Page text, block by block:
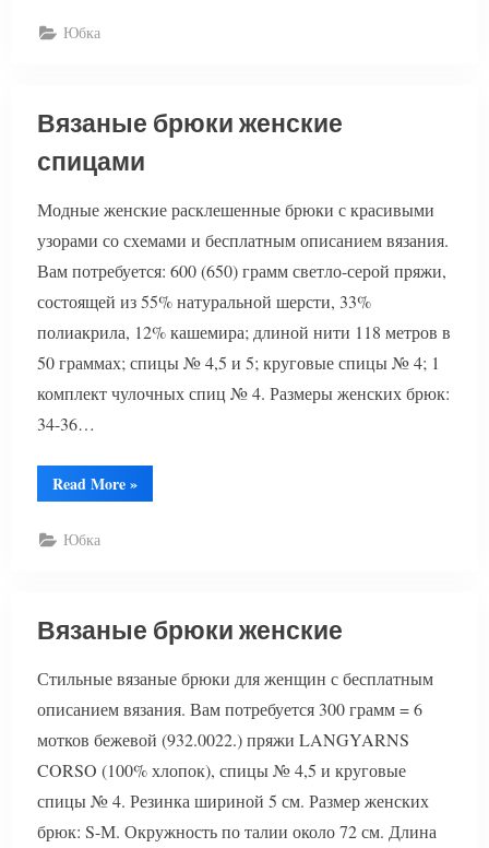
Юбка
Вязаные брюки женские
спицами
Модные женские расклешенные брюки с красивыми
узорами со схемами и бесплатным описанием вязания.
Вам потребуется: 600 (650) грамм светло-серой пряжи,
состоящей из 55% натуральной шерсти, 33%
полиакрила, 12% кашемира; длиной нити 118 метров в
50 граммах; спицы № 4,5 и 5; круговые спицы № 4; 1
комплект чулочных спиц № 4. Размеры женских брюк:
34-36…
Read More“Вязаные
брюки
»
Юбка
Вязаные брюки женские
Стильные вязаные брюки для женщин с бесплатным
описанием вязания. Вам потребуется 300 грамм = 6
мотков бежевой (932.0022.) пряжи LANGYARNS
CORSO (100% хлопок), спицы № 4,5 и круговые
спицы № 4. Резинка шириной 5 см. Размер женских
брюк: S-М. Окружность по талии около 72 см. Длина